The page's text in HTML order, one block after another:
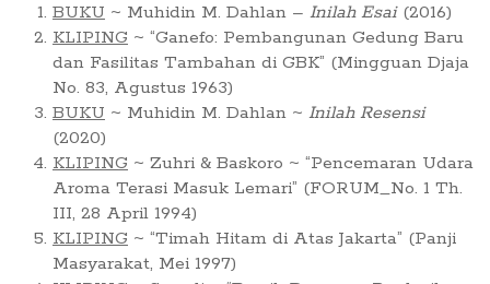
BUKU ~ Muhidin M. Dahlan – Inilah Esai(2016)
KLIPING ~ “Ganefo: Pembangunan Gedung Baru
dan Fasilitas Tambahan di GBK” (Mingguan Djaja
No. 83, Agustus 1963)
BUKU ~ Muhidin M. Dahlan ~ Inilah Resensi
(2020)
KLIPING ~ Zuhri & Baskoro ~ “Pencemaran Udara
Aroma Terasi Masuk Lemari” (FORUM_No. 1 Th.
III, 28 April 1994)
KLIPING ~ “Timah Hitam di Atas Jakarta” (Panji
Masyarakat, Mei 1997)